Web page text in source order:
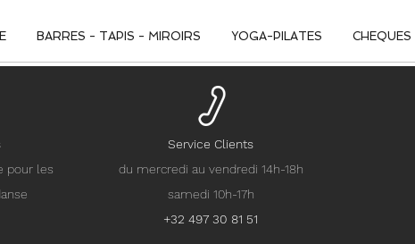
BARRES - TAPIS - MIROIRS YOGA-PILATES CHEQUES
pour les
Service Clients
du mercredi au vendredi 14h-18h
samedi 10h-17h
+32 497 30 81 51